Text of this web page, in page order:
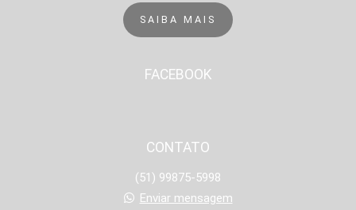
SAIBA MAIS
FACEBOOK
CONTATO
(51) 99875-5998
Enviar mensagem